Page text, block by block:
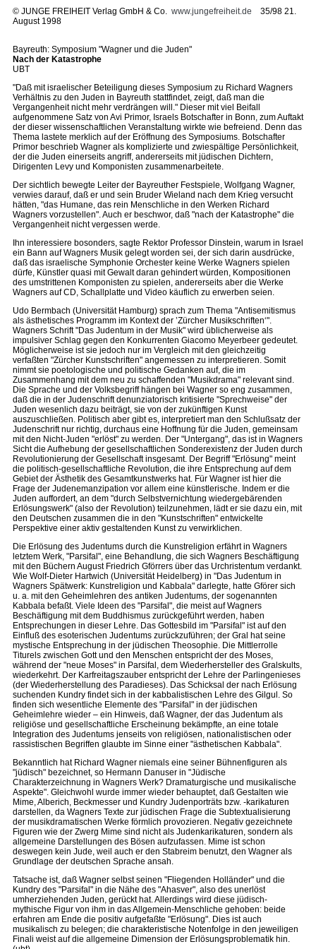
© JUNGE FREIHEIT Verlag GmbH & Co. www.jungefreiheit.de 35/98 21.
August 1998
Bayreuth: Symposium "Wagner und die Juden"
Nach der Katastrophe
UBT
"Daß mit israelischer Beteiligung dieses Symposium zu Richard Wagners
Verhältnis zu den Juden in Bayreuth stattfindet, zeigt, daß man die
Vergangenheit nicht mehr verdrängen will." Dieser mit viel Beifall
aufgenommene Satz von Avi Primor, Israels Botschafter in Bonn, zum Auftakt
der dieser wissenschaftlichen Veranstaltung wirkte wie befreiend. Denn das
Thema lastete merklich auf der Eröffnung des Symposiums. Botschafter
Primor beschrieb Wagner als komplizierte und zwiespältige Persönlichkeit,
der die Juden einerseits angriff, andererseits mit jüdischen Dichtern,
Dirigenten Levy und Komponisten zusammenarbeitete.
Der sichtlich bewegte Leiter der Bayreuther Festspiele, Wolfgang Wagner,
verwies darauf, daß er und sein Bruder Wieland nach dem Krieg versucht
hätten, "das Humane, das rein Menschliche in den Werken Richard
Wagners vorzustellen". Auch er beschwor, daß "nach der Katastrophe" die
Vergangenheit nicht vergessen werde.
Ihn interessiere bosonders, sagte Rektor Professor Dinstein, warum in Israel
ein Bann auf Wagners Musik gelegt worden sei, der sich darin ausdrücke,
daß das israelische Symphonie Orchester keine Werke Wagners spielen
dürfe, Künstler quasi mit Gewalt daran gehindert würden, Kompositionen
des umstrittenen Komponisten zu spielen, andererseits aber die Werke
Wagners auf CD, Schallplatte und Video käuflich zu erwerben seien.
Udo Bermbach (Universität Hamburg) sprach zum Thema "Antisemitismus
als ästhetisches Programm im Kontext der ’Zürcher Musikschriften‘".
Wagners Schrift "Das Judentum in der Musik" wird üblicherweise als
impulsiver Schlag gegen den Konkurrenten Giacomo Meyerbeer gedeutet.
Möglicherweise ist sie jedoch nur im Vergleich mit den gleichzeitig
verfaßten "Zürcher Kunstschriften" angemessen zu interpretieren. Somit
nimmt sie poetologische und politische Gedanken auf, die im
Zusammenhang mit dem neu zu schaffenden "Musikdrama" relevant sind.
Die Sprache und der Volksbegriff hängen bei Wagner so eng zusammen,
daß die in der Judenschrift denunziatorisch kritisierte "Sprechweise" der
Juden wesenlich dazu beiträgt, sie von der zukünftigen Kunst
auszuschließen. Politisch aber gibt es, interpretiert man den Schlußsatz der
Judenschrift nur richtig, durchaus eine Hoffnung für die Juden, gemeinsam
mit den Nicht-Juden "erlöst" zu werden. Der "Untergang", das ist in Wagners
Sicht die Aufhebung der gesellschaftlichen Sonderexistenz der Juden durch
Revolutionierung der Gesellschaft insgesamt. Der Begriff "Erlösung" meint
die politisch-gesellschaftliche Revolution, die ihre Entsprechung auf dem
Gebiet der Ästhetik des Gesamtkunstwerks hat. Für Wagner ist hier die
Frage der Judenemanzipation vor allem eine künstlerische. Indem er die
Juden auffordert, an dem "durch Selbstvernichtung wiedergebärenden
Erlösungswerk" (also der Revolution) teilzunehmen, lädt er sie dazu ein, mit
den Deutschen zusammen die in den "Kunstschriften" entwickelte
Perspektive einer aktiv gestaltenden Kunst zu verwirklichen.
Die Erlösung des Judentums durch die Kunstreligion erfährt in Wagners
letztem Werk, "Parsifal", eine Behandlung, die sich Wagners Beschäftigung
mit den Büchern August Friedrich Gförrers über das Urchristentum verdankt.
Wie Wolf-Dieter Hartwich (Universität Heidelberg) in "Das Judentum in
Wagners Spätwerk: Kunstreligion und Kabbala" darlegte, hatte Gförer sich
u. a. mit den Geheimlehren des antiken Judentums, der sogenannten
Kabbala befaßt. Viele Ideen des "Parsifal", die meist auf Wagners
Beschäftigung mit dem Buddhismus zurückgeführt werden, haben
Entsprechungen in dieser Lehre. Das Gottesbild im "Parsifal" ist auf den
Einfluß des esoterischen Judentums zurückzuführen; der Gral hat seine
mystische Entsprechung in der jüdischen Theosophie. Die Mittlerrolle
Titurels zwischen Gott und den Menschen entspricht der des Moses,
während der "neue Moses" in Parsifal, dem Wiederhersteller des Gralskults,
wiederkehrt. Der Karfreitagszauber entspricht der Lehre der Parlingenieses
(der Wiederherstellung des Paradieses). Das Schicksal der nach Erlösung
suchenden Kundry findet sich in der kabbalistischen Lehre des Gilgul. So
finden sich wesentliche Elemente des "Parsifal" in der jüdischen
Geheimlehre wieder – ein Hinweis, daß Wagner, der das Judentum als
religiöse und gesellschaftliche Erscheinung bekämpfte, an eine totale
Integration des Judentums jenseits von religiösen, nationalistischen oder
rassistischen Begriffen glaubte im Sinne einer "ästhetischen Kabbala".
Bekanntlich hat Richard Wagner niemals eine seiner Bühnenfiguren als
"jüdisch" bezeichnet, so Hermann Danuser in "Jüdische
Charakterzeichnung in Wagners Werk? Dramaturgische und musikalische
Aspekte". Gleichwohl wurde immer wieder behauptet, daß Gestalten wie
Mime, Alberich, Beckmesser und Kundry Judenporträts bzw. -karikaturen
darstellen, da Wagners Texte zur jüdischen Frage die Subtextualisierung
der musikdramatischen Werke förmlich provozieren. Negativ gezeichnete
Figuren wie der Zwerg Mime sind nicht als Judenkarikaturen, sondern als
allgemeine Darstellungen des Bösen aufzufassen. Mime ist schon
deswegen kein Jude, weil auch er den Stabreim benutzt, den Wagner als
Grundlage der deutschen Sprache ansah.
Tatsache ist, daß Wagner selbst seinen "Fliegenden Holländer" und die
Kundry des "Parsifal" in die Nähe des "Ahasver", also des unerlöst
umherziehenden Juden, gerückt hat. Allerdings wird diese jüdisch-
mythische Figur von ihm in das Allgemein-Menschliche gehoben: beide
erfahren am Ende die positiv aufgefaßte "Erlösung". Dies ist auch
musikalisch zu belegen; die charakteristische Notenfolge in den jeweiligen
Finali weist auf die allgemeine Dimension der Erlösungsproblematik hin.